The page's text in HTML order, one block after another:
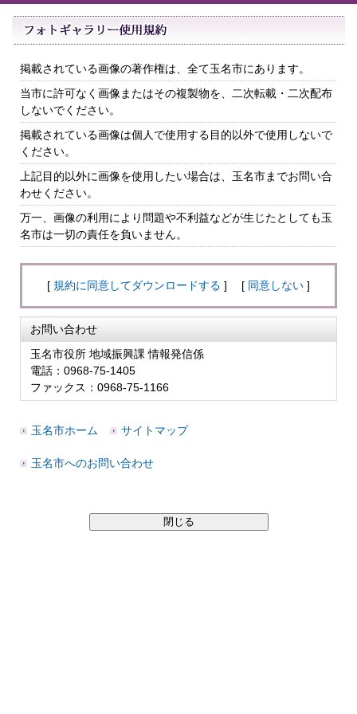
掲載されている画像の著作権は、全て玉名市にあります。
当市に許可なく画像またはその複製物を、二次転載・二次配布
しないでください。
掲載されている画像は個人で使用する目的以外で使用しないで
ください。
上記目的以外に画像を使用したい場合は、玉名市までお問い合
わせください。
万一、画像の利用により問題や不利益などが生じたとしても玉
名市は一切の責任を負いません。
[ 規約に同意してダウンロードする ] [ 同意しない ]
お問い合わせ
玉名市役所 地域振興課 情報発信係
電話：0968-75-1405
ファックス：0968-75-1166
玉名市ホーム サイトマップ
玉名市へのお問い合わせ